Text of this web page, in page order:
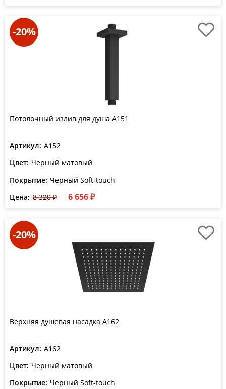
-20%
Потолочный излив для душа A151
Артикул: A152
Цвет: Черный матовый
Покрытие: Черный Soft-touch
Цена: 8 320 ₽ 6 656 ₽
-20%
Верхняя душевая насадка A162
Артикул: A162
Цвет: Черный матовый
Покрытие: Черный Soft-touch